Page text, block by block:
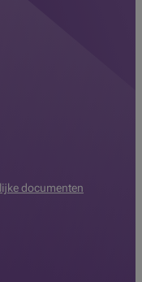
documenten